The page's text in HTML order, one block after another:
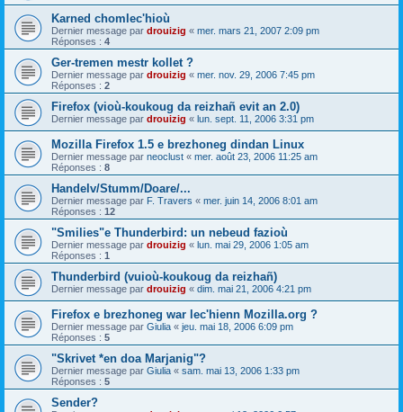
Karned chomlec'hioù
Dernier message par drouizig « mer. mars 21, 2007 2:09 pm
Réponses : 4
Ger-tremen mestr kollet ?
Dernier message par drouizig « mer. nov. 29, 2006 7:45 pm
Réponses : 2
Firefox (vioù-koukoug da reizhañ evit an 2.0)
Dernier message par drouizig « lun. sept. 11, 2006 3:31 pm
Mozilla Firefox 1.5 e brezhoneg dindan Linux
Dernier message par neoclust « mer. août 23, 2006 11:25 am
Réponses : 8
Handelv/Stumm/Doare/...
Dernier message par F. Travers « mer. juin 14, 2006 8:01 am
Réponses : 12
"Smilies"e Thunderbird: un nebeud fazioù
Dernier message par drouizig « lun. mai 29, 2006 1:05 am
Réponses : 1
Thunderbird (vuioù-koukoug da reizhañ)
Dernier message par drouizig « dim. mai 21, 2006 4:21 pm
Firefox e brezhoneg war lec'hienn Mozilla.org ?
Dernier message par Giulia « jeu. mai 18, 2006 6:09 pm
Réponses : 5
"Skrivet *en doa Marjanig"?
Dernier message par Giulia « sam. mai 13, 2006 1:33 pm
Réponses : 5
Sender?